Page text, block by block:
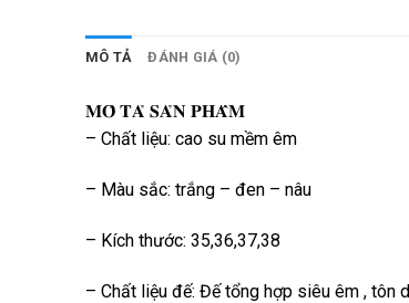
MÔ TẢ ĐÁNH GIÁ (0)
𝐌𝐎̂ 𝐓𝐀̉ 𝐒𝐀̉𝐍 𝐏𝐇𝐀̂̉𝐌
– Chất liệu: cao su mềm êm
– Màu sắc: trắng – đen – nâu
– Kích thước: 35,36,37,38
– Chất liệu đế: Đế tổng hợp siêu êm , tôn